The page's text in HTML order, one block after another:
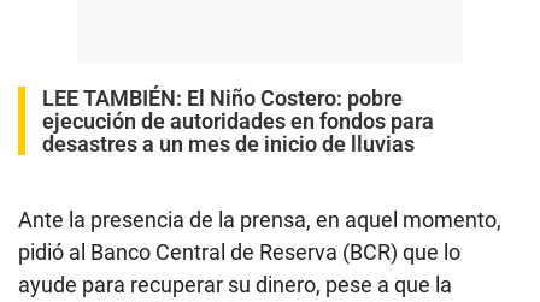
LEE TAMBIÉN: El Niño Costero: pobre
ejecución de autoridades en fondos para
desastres a un mes de inicio de lluvias
Ante la presencia de la prensa, en aquel momento,
pidió al Banco Central de Reserva (BCR) que lo
ayude para recuperar su dinero, pese a que la